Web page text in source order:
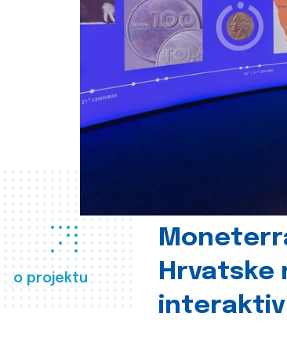
o projektu
Hrvatske